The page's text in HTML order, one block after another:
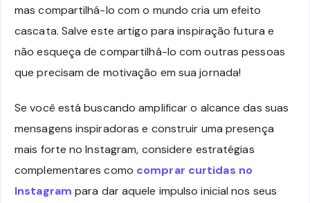
mas compartilhá-lo com o mundo cria um efeito
cascata. Salve este artigo para inspiração futura e
não esqueça de compartilhá-lo com outras pessoas
que precisam de motivação em sua jornada!
Se você está buscando amplificar o alcance das suas
mensagens inspiradoras e construir uma presença
mais forte no Instagram, considere estratégias
complementares como comprar curtidas no
Instagram para dar aquele impulso inicial nos seus